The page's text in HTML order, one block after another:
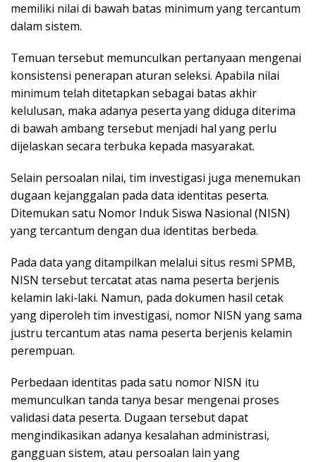
memiliki nilai di bawah batas minimum yang tercantum
dalam sistem.
Temuan tersebut memunculkan pertanyaan mengenai
konsistensi penerapan aturan seleksi. Apabila nilai
minimum telah ditetapkan sebagai batas akhir
kelulusan, maka adanya peserta yang diduga diterima
di bawah ambang tersebut menjadi hal yang perlu
dijelaskan secara terbuka kepada masyarakat.
Selain persoalan nilai, tim investigasi juga menemukan
dugaan kejanggalan pada data identitas peserta.
Ditemukan satu Nomor Induk Siswa Nasional (NISN)
yang tercantum dengan dua identitas berbeda.
Pada data yang ditampilkan melalui situs resmi SPMB,
NISN tersebut tercatat atas nama peserta berjenis
kelamin laki-laki. Namun, pada dokumen hasil cetak
yang diperoleh tim investigasi, nomor NISN yang sama
justru tercantum atas nama peserta berjenis kelamin
perempuan.
Perbedaan identitas pada satu nomor NISN itu
memunculkan tanda tanya besar mengenai proses
validasi data peserta. Dugaan tersebut dapat
mengindikasikan adanya kesalahan administrasi,
gangguan sistem, atau persoalan lain yang